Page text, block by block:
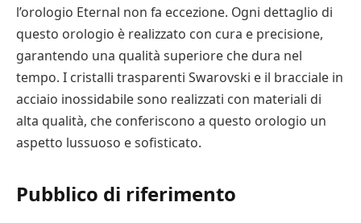
l’orologio Eternal non fa eccezione. Ogni dettaglio di
questo orologio è realizzato con cura e precisione,
garantendo una qualità superiore che dura nel
tempo. I cristalli trasparenti Swarovski e il bracciale in
acciaio inossidabile sono realizzati con materiali di
alta qualità, che conferiscono a questo orologio un
aspetto lussuoso e sofisticato.
Pubblico di riferimento